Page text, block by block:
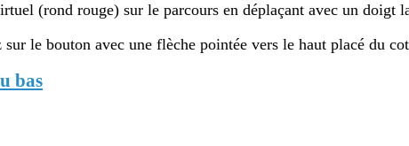
(rond rouge) sur le parcours en déplaçant avec un
sur le bouton avec une flèche pointée vers le haut placé du
bas